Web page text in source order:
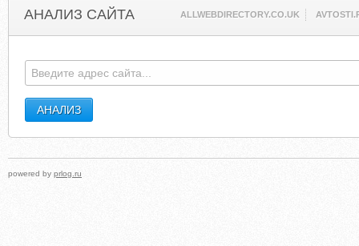
АНАЛИЗ САЙТА ALLWEBDIRECTORY.CO.UK
powered by prlog.ru